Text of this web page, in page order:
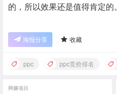
的，所以效果还是值得肯定的。
海报分享 收藏
ppc ppc竞价排名
网赚项目